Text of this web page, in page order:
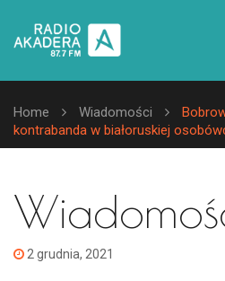
Home Wiadomości
kontrabanda w białoruskiej
2 grudnia, 2021